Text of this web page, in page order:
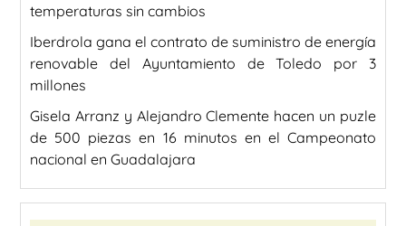
temperaturas sin cambios
Iberdrola gana el contrato de suministro de energía
renovable del Ayuntamiento de Toledo por 3
millones
Gisela Arranz y Alejandro Clemente hacen un puzle
de 500 piezas en 16 minutos en el Campeonato
nacional en Guadalajara